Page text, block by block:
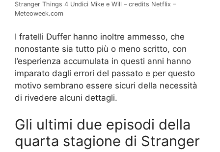
Stranger Things 4 Undici Mike e Will – credits Netflix –
Meteoweek.com
I fratelli Duffer hanno inoltre ammesso, che
nonostante sia tutto più o meno scritto, con
l’esperienza accumulata in questi anni hanno
imparato dagli errori del passato e per questo
motivo sembrano essere sicuri della necessità
di rivedere alcuni dettagli.
Gli ultimi due episodi della
quarta stagione di Stranger